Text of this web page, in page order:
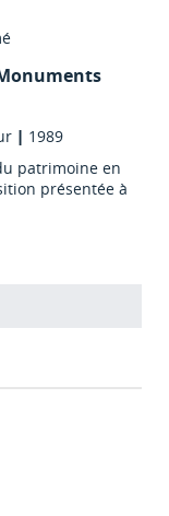
| 1989
patrimoine en
présentée à